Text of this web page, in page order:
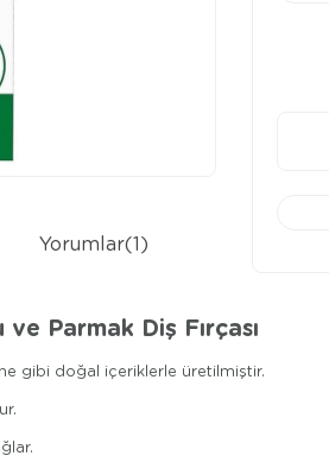
Yorumlar(1)
Parmak Diş Fırçası
gibi doğal içeriklerle üretilmiştir.